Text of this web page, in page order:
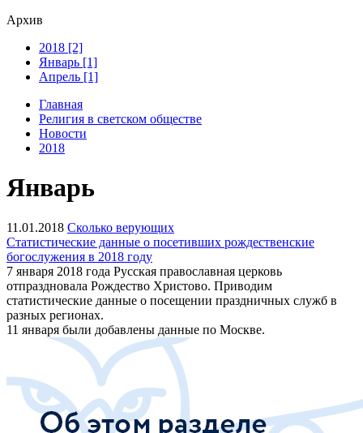
Архив
2018 [2]
Январь [1]
Апрель [1]
Главная
Религия в светском обществе
Новости
2018
Январь
11.01.2018 Сколько верующих
Статистические данные о посетивших рождественские
богослужения в 2018 году
7 января 2018 года Русская православная церковь
отпраздновала Рождество Христово. Приводим
статистические данные о посещении праздничных служб в
разных регионах.
11 января были добавлены данные по Москве.